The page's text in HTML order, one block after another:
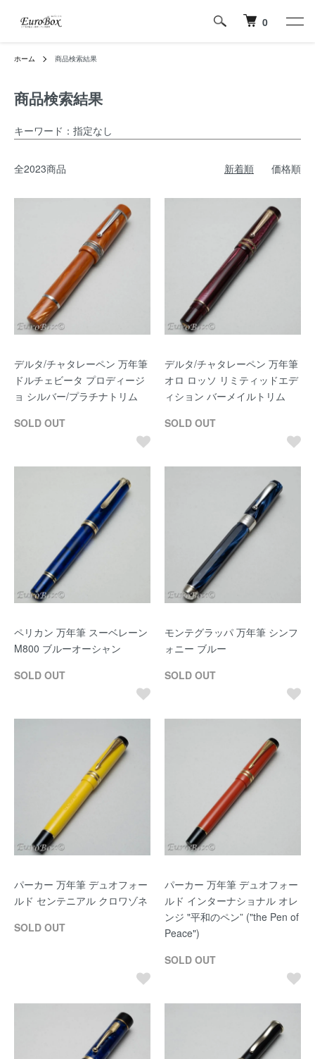
0
ホーム 商品検索結果
商品検索結果
キーワード：指定なし
全2023商品 新着順 価格順
デルタ/チャタレーペン 万年筆
ドルチェビータ プロディージ
ョ シルバー/プラチナトリム
SOLD OUT
デルタ/チャタレーペン 万年筆
オロ ロッソ リミティッドエデ
ィション バーメイルトリム
SOLD OUT
ペリカン 万年筆 スーベレーン
M800 ブルーオーシャン
SOLD OUT
モンテグラッパ 万年筆 シンフ
ォニー ブルー
SOLD OUT
パーカー 万年筆 デュオフォー
ルド センテニアル クロワゾネ
SOLD OUT
パーカー 万年筆 デュオフォー
ルド インターナショナル オレ
ンジ "平和のペン” ("the Pen of
Peace")
SOLD OUT